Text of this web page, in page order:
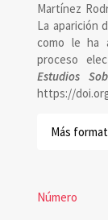
Martínez
La aparición
como le ha
proceso
Estudios
https://
Más
Número